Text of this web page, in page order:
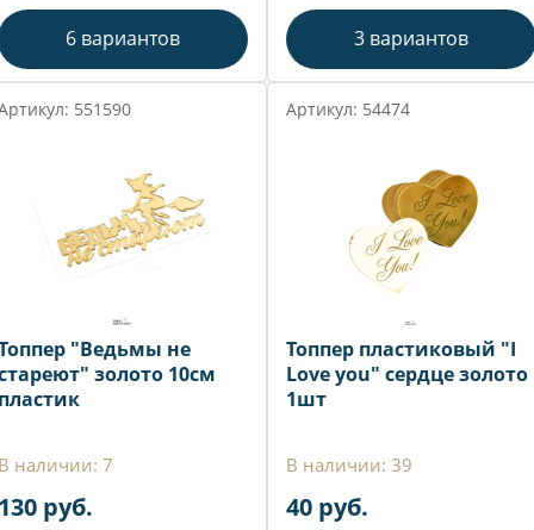
6 вариантов 3 вариантов
551590
"Ведьмы не
золото 10см
наличии: 7
руб.
Артикул: 54474
Топпер пластиковый "I
Love you" сердце золото
1шт
В наличии: 39
40 руб.